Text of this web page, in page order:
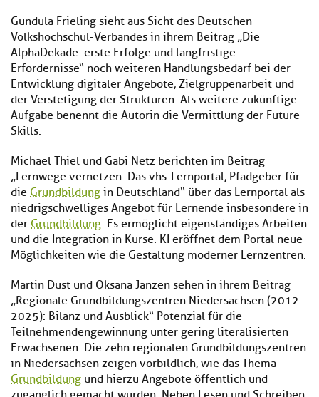
Gundula Frieling sieht aus Sicht des Deutschen
Volkshochschul-Verbandes in ihrem Beitrag „Die
AlphaDekade: erste Erfolge und langfristige
Erfordernisse“ noch weiteren Handlungsbedarf bei der
Entwicklung digitaler Angebote, Zielgruppenarbeit und
der Verstetigung der Strukturen. Als weitere zukünftige
Aufgabe benennt die Autorin die Vermittlung der Future
Skills.
Michael Thiel und Gabi Netz berichten im Beitrag
„Lernwege vernetzen: Das vhs-Lernportal, Pfadgeber für
die Grundbildung in Deutschland“ über das Lernportal als
niedrigschwelliges Angebot für Lernende insbesondere in
der Grundbildung. Es ermöglicht eigenständiges Arbeiten
und die Integration in Kurse. KI eröffnet dem Portal neue
Möglichkeiten wie die Gestaltung moderner Lernzentren.
Martin Dust und Oksana Janzen sehen in ihrem Beitrag
„Regionale Grundbildungszentren Niedersachsen (2012-
2025): Bilanz und Ausblick“ Potenzial für die
Teilnehmendengewinnung unter gering literalisierten
Erwachsenen. Die zehn regionalen Grundbildungszentren
in Niedersachsen zeigen vorbildlich, wie das Thema
Grundbildung und hierzu Angebote öffentlich und